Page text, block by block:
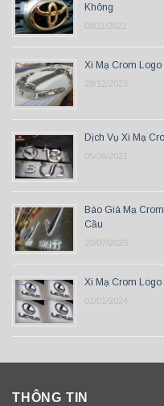
Không
08/11/2021
Xi Mạ Crom
28/12/2023
Dịch Vụ Xi Mạ
05/06/2021
Báo Giá Mạ
Cầu
20/07/2023
Xi Mạ Crom Logo
02/01/2024
THÔNG TIN